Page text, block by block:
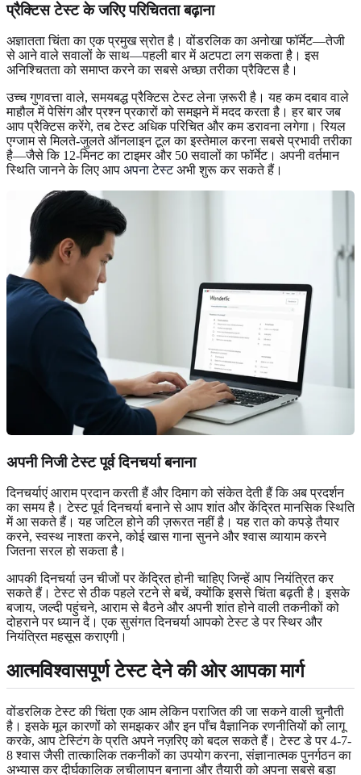
प्रैक्टिस टेस्ट के जरिए परिचितता बढ़ाना
अज्ञातता चिंता का एक प्रमुख स्रोत है। वोंडरलिक का अनोखा फॉर्मेट—तेजी
से आने वाले सवालों के साथ—पहली बार में अटपटा लग सकता है। इस
अनिश्चितता को समाप्त करने का सबसे अच्छा तरीका प्रैक्टिस है।
उच्च गुणवत्ता वाले, समयबद्ध प्रैक्टिस टेस्ट लेना ज़रूरी है। यह कम दबाव वाले
माहौल में पेसिंग और प्रश्न प्रकारों को समझने में मदद करता है। हर बार जब
आप प्रैक्टिस करेंगे, तब टेस्ट अधिक परिचित और कम डरावना लगेगा। रियल
एग्जाम से मिलते-जुलते ऑनलाइन टूल का इस्तेमाल करना सबसे प्रभावी तरीका
है—जैसे कि 12-मिनट का टाइमर और 50 सवालों का फॉर्मेट। अपनी वर्तमान
स्थिति जानने के लिए आप अपना टेस्टअभी शुरू कर सकते हैं।
अपनी निजी टेस्ट पूर्व दिनचर्या बनाना
दिनचर्याएं आराम प्रदान करती हैं और दिमाग को संकेत देती हैं कि अब प्रदर्शन
का समय है। टेस्ट पूर्व दिनचर्या बनाने से आप शांत और केंद्रित मानसिक स्थिति
में आ सकते हैं। यह जटिल होने की ज़रूरत नहीं है। यह रात को कपड़े तैयार
करने, स्वस्थ नाश्ता करने, कोई खास गाना सुनने और श्वास व्यायाम करने
जितना सरल हो सकता है।
आपकी दिनचर्या उन चीजों पर केंद्रित होनी चाहिए जिन्हें आप नियंत्रित कर
सकते हैं। टेस्ट से ठीक पहले रटने से बचें, क्योंकि इससे चिंता बढ़ती है। इसके
बजाय, जल्दी पहुंचने, आराम से बैठने और अपनी शांत होने वाली तकनीकों को
दोहराने पर ध्यान दें। एक सुसंगत दिनचर्या आपको टेस्ट डे पर स्थिर और
नियंत्रित महसूस कराएगी।
आत्मविश्वासपूर्ण टेस्ट देने की ओर आपका मार्ग
वोंडरलिक टेस्ट की चिंता एक आम लेकिन पराजित की जा सकने वाली चुनौती
है। इसके मूल कारणों को समझकर और इन पाँच वैज्ञानिक रणनीतियों को लागू
करके, आप टेस्टिंग के प्रति अपने नज़रिए को बदल सकते हैं। टेस्ट डे पर 4-7-
8 श्वास जैसी तात्कालिक तकनीकों का उपयोग करना, संज्ञानात्मक पुनर्गठन का
अभ्यास कर दीर्घकालिक लचीलापन बनाना और तैयारी को अपना सबसे बड़ा